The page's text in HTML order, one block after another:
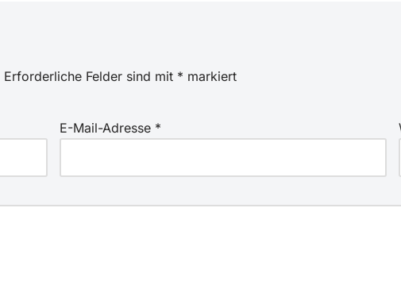
Erforderliche Felder sind mit * markiert
E-Mail-Adresse *